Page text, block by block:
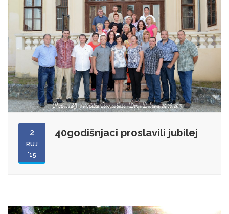
2
RUJ
'15
40godišnjaci proslavili jubilej